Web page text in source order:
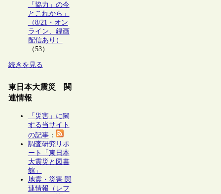
「協力」の今
とこれから」
（8/21・オン
ライン、録画
配信あり）
（53）
続きを見る
東日本大震災 関
連情報
「災害」に関
する当サイト
の記事：
調査研究リポ
ート「東日本
大震災と図書
館」
地震・災害 関
連情報（レフ